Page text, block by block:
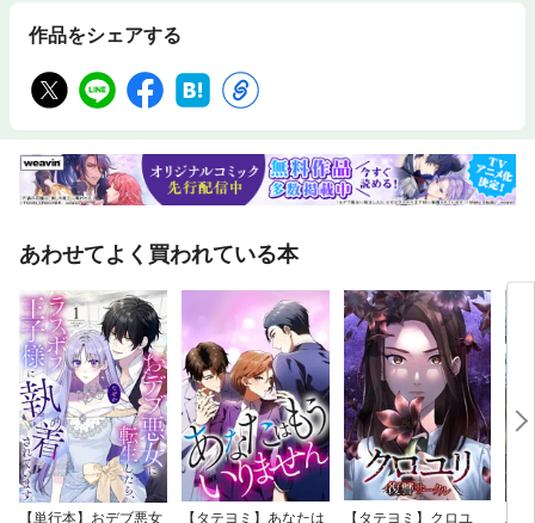
作品をシェアする
あわせてよく買われている本
【単行本】おデブ悪女
【タテヨミ】あなたは
【タテヨミ】クロユ
バ